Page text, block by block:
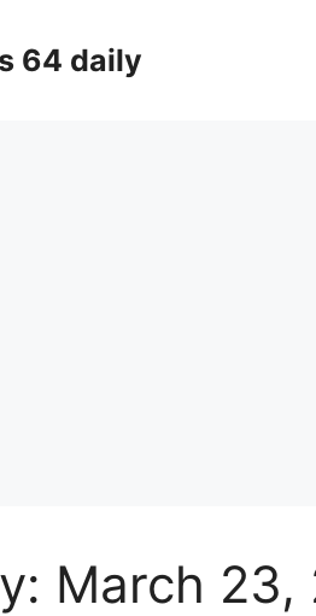
64 daily
March 23,